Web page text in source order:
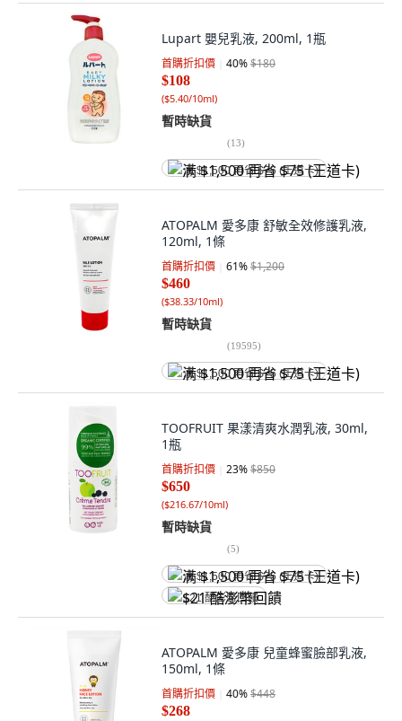
Lupart 嬰兒乳液, 200ml, 1瓶
首購折扣價 40%$180
$108
($5.40/10ml)
暫時缺貨
(13)
满 $1,500 再省 $75 (王道卡)
ATOPALM 愛多康 舒敏全效修護乳液,
120ml, 1條
首購折扣價 61%$1,200
$460
($38.33/10ml)
暫時缺貨
(19595)
满 $1,500 再省 $75 (王道卡)
TOOFRUIT 果漾清爽水潤乳液, 30ml,
1瓶
首購折扣價 23%$850
$650
($216.67/10ml)
暫時缺貨
(5)
满 $1,500 再省 $75 (王道卡)
$21 酷澎幣回饋
ATOPALM 愛多康 兒童蜂蜜臉部乳液,
150ml, 1條
首購折扣價 40%$448
$268